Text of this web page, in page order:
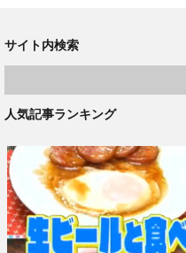
サイト内検索
人気記事ランキング